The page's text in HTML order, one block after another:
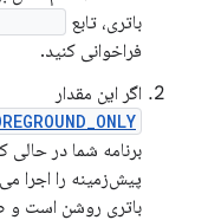
باتری، تابع
فراخوانی کنید.
اگر این مقدار
برنامه شما در
پیش‌زمینه را اجرا
باتری روشن است